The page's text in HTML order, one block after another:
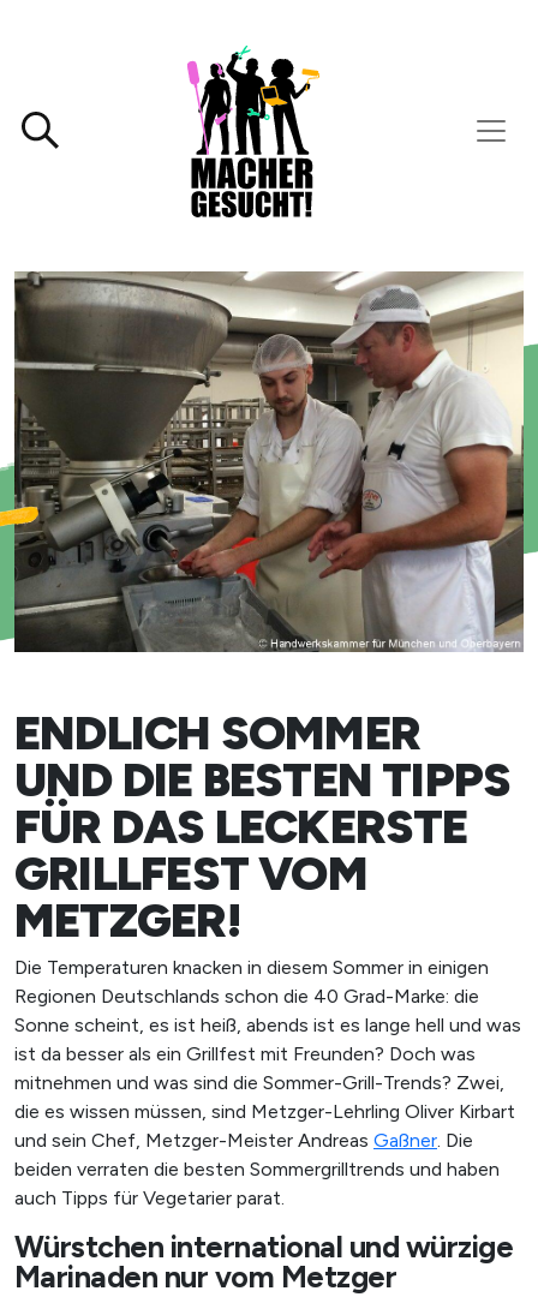
ENDLICH SOMMER
UND DIE BESTEN TIPPS
FÜR DAS LECKERSTE
GRILLFEST VOM
METZGER!
Die Temperaturen knacken in diesem Sommer in einigen
Regionen Deutschlands schon die 40 Grad-Marke: die
Sonne scheint, es ist heiß, abends ist es lange hell und was
ist da besser als ein Grillfest mit Freunden? Doch was
mitnehmen und was sind die Sommer-Grill-Trends? Zwei,
die es wissen müssen, sind Metzger-Lehrling Oliver Kirbart
und sein Chef, Metzger-Meister Andreas Gaßner. Die
beiden verraten die besten Sommergrilltrends und haben
auch Tipps für Vegetarier parat.
Würstchen international und würzige
Marinaden nur vom Metzger